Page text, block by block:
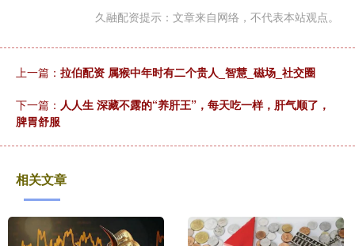
久融配资提示：文章来自网络，不代表本站观点。
上一篇： 拉伯配资 属猴中年时有二个贵人_智慧_磁场_社交圈
下一篇： 人人生 深藏不露的“养肝王”，每天吃一样，肝气顺了，
脾胃舒服
相关文章